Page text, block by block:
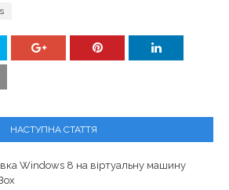
НАСТУПНА СТАТТЯ
Windows 8 на віртуальну машину